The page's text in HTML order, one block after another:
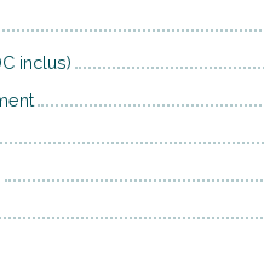
inclus)